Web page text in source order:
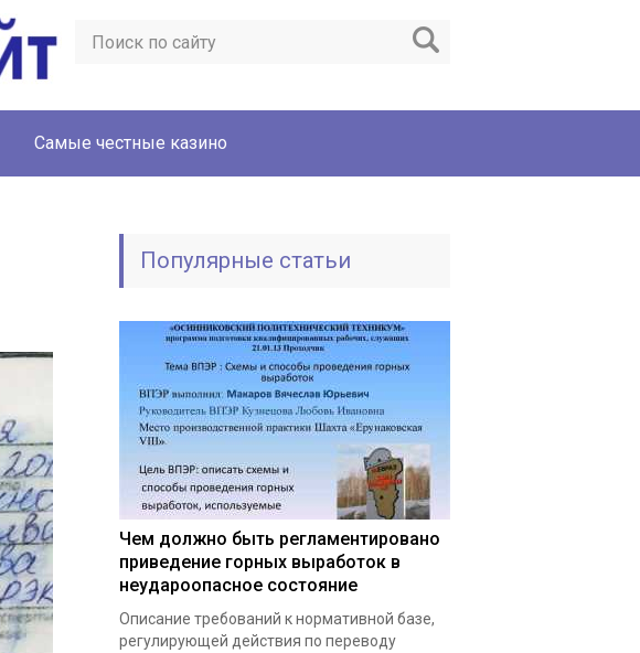
Cамые честные казино
Популярные статьи
Чем должно быть регламентировано
приведение горных выработок в
неудароопасное состояние
Описание требований к нормативной базе,
регулирующей действия по переводу